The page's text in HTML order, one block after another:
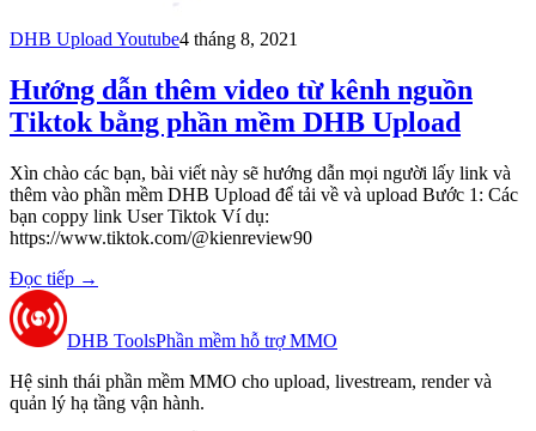
DHB Upload Youtube4 tháng 8, 2021
Hướng dẫn thêm video từ kênh nguồn
Tiktok bằng phần mềm DHB Upload
Xìn chào các bạn, bài viết này sẽ hướng dẫn mọi người lấy link và
thêm vào phần mềm DHB Upload để tải về và upload Bước 1: Các
bạn coppy link User Tiktok Ví dụ:
https://www.tiktok.com/@kienreview90
Đọc tiếp →
DHB ToolsPhần mềm hỗ trợ MMO
Hệ sinh thái phần mềm MMO cho upload, livestream, render và
quản lý hạ tầng vận hành.